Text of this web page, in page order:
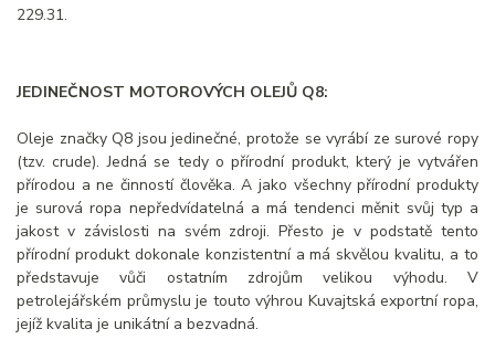
229.31.
JEDINEČNOST MOTOROVÝCH OLEJŮ Q8:
Oleje značky Q8 jsou jedinečné, protože se vyrábí ze surové ropy
(tzv. crude). Jedná se tedy o přírodní produkt, který je vytvářen
přírodou a ne činností člověka. A jako všechny přírodní produkty
je surová ropa nepředvídatelná a má tendenci měnit svůj typ a
jakost v závislosti na svém zdroji. Přesto je v podstatě tento
přírodní produkt dokonale konzistentní a má skvělou kvalitu, a to
představuje vůči ostatním zdrojům velikou výhodu. V
petrolejářském průmyslu je touto výhrou Kuvajtská exportní ropa,
jejíž kvalita je unikátní a bezvadná.